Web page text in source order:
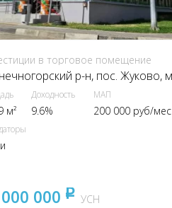
в торговое помещение
м²
Доходность
9.6%
МАП
200 000 руб/мес
000 pуб
УСН